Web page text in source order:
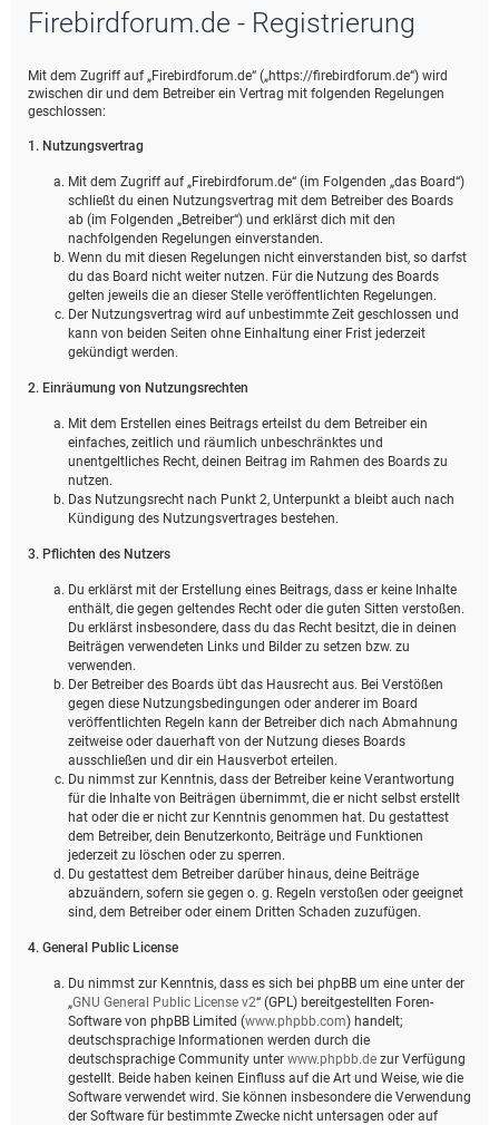
Firebirdforum.de - Registrierung
Mit dem Zugriff auf „Firebirdforum.de“ („https://firebirdforum.de“) wird
zwischen dir und dem Betreiber ein Vertrag mit folgenden Regelungen
geschlossen:
1. Nutzungsvertrag
Mit dem Zugriff auf „Firebirdforum.de“ (im Folgenden „das Board“)
schließt du einen Nutzungsvertrag mit dem Betreiber des Boards
ab (im Folgenden „Betreiber“) und erklärst dich mit den
nachfolgenden Regelungen einverstanden.
Wenn du mit diesen Regelungen nicht einverstanden bist, so darfst
du das Board nicht weiter nutzen. Für die Nutzung des Boards
gelten jeweils die an dieser Stelle veröffentlichten Regelungen.
Der Nutzungsvertrag wird auf unbestimmte Zeit geschlossen und
kann von beiden Seiten ohne Einhaltung einer Frist jederzeit
gekündigt werden.
2. Einräumung von Nutzungsrechten
Mit dem Erstellen eines Beitrags erteilst du dem Betreiber ein
einfaches, zeitlich und räumlich unbeschränktes und
unentgeltliches Recht, deinen Beitrag im Rahmen des Boards zu
nutzen.
Das Nutzungsrecht nach Punkt 2, Unterpunkt a bleibt auch nach
Kündigung des Nutzungsvertrages bestehen.
3. Pflichten des Nutzers
Du erklärst mit der Erstellung eines Beitrags, dass er keine Inhalte
enthält, die gegen geltendes Recht oder die guten Sitten verstoßen.
Du erklärst insbesondere, dass du das Recht besitzt, die in deinen
Beiträgen verwendeten Links und Bilder zu setzen bzw. zu
verwenden.
Der Betreiber des Boards übt das Hausrecht aus. Bei Verstößen
gegen diese Nutzungsbedingungen oder anderer im Board
veröffentlichten Regeln kann der Betreiber dich nach Abmahnung
zeitweise oder dauerhaft von der Nutzung dieses Boards
ausschließen und dir ein Hausverbot erteilen.
Du nimmst zur Kenntnis, dass der Betreiber keine Verantwortung
für die Inhalte von Beiträgen übernimmt, die er nicht selbst erstellt
hat oder die er nicht zur Kenntnis genommen hat. Du gestattest
dem Betreiber, dein Benutzerkonto, Beiträge und Funktionen
jederzeit zu löschen oder zu sperren.
Du gestattest dem Betreiber darüber hinaus, deine Beiträge
abzuändern, sofern sie gegen o. g. Regeln verstoßen oder geeignet
sind, dem Betreiber oder einem Dritten Schaden zuzufügen.
4. General Public License
Du nimmst zur Kenntnis, dass es sich bei phpBB um eine unter der
„GNU General Public License v2“ (GPL) bereitgestellten Foren-
Software von phpBB Limited (www.phpbb.com) handelt;
deutschsprachige Informationen werden durch die
deutschsprachige Community unter www.phpbb.de zur Verfügung
gestellt. Beide haben keinen Einfluss auf die Art und Weise, wie die
Software verwendet wird. Sie können insbesondere die Verwendung
der Software für bestimmte Zwecke nicht untersagen oder auf